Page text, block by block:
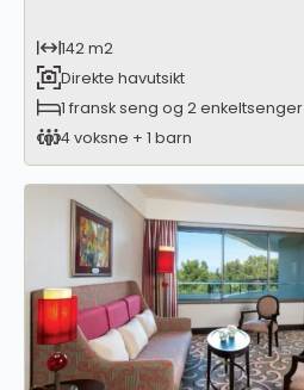
142 m2
Direkte havutsikt
1 fransk seng og 2 enkeltsenger
4 voksne + 1 barn